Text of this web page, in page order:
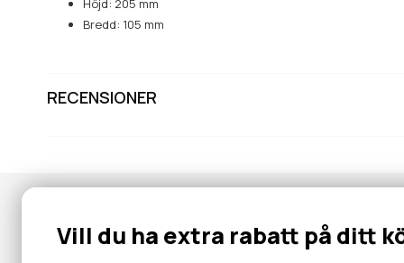
Höjd: 205 mm
Bredd: 105 mm
RECENSIONER
Nyhetsbrev
Vill du ha extra rabatt på ditt